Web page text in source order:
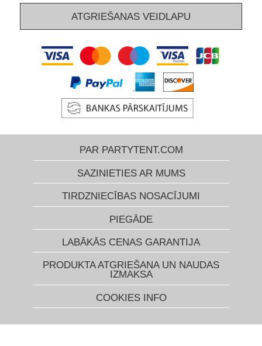
ATGRIEŠANAS VEIDLAPU
PAR PARTYTENT.COM
SAZINIETIES AR MUMS
TIRDZNIECĪBAS NOSACĪJUMI
PIEGĀDE
LABĀKĀS CENAS GARANTIJA
PRODUKTA ATGRIEŠANA UN NAUDAS
IZMAKSA
COOKIES INFO